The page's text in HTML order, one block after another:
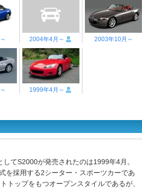
2004年4月～ 2003年10月～
1999年4月～
てS2000が発売されたのは1999年4月。
を採用する2シーター・スポーツカーであ
トップをもつオープンスタイルであるが、